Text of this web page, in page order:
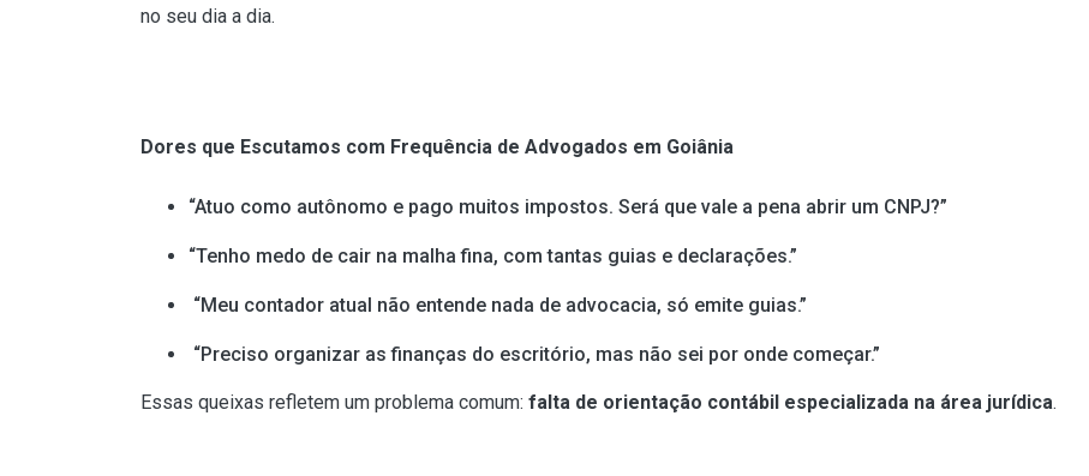
no seu dia a dia.
Dores que Escutamos com Frequência de Advogados em Goiânia
“Atuo como autônomo e pago muitos impostos. Será que vale a pena abrir um CNPJ?”
“Tenho medo de cair na malha fina, com tantas guias e declarações.”
“Meu contador atual não entende nada de advocacia, só emite guias.”
“Preciso organizar as finanças do escritório, mas não sei por onde começar.”
Essas queixas refletem um problema comum: falta de orientação contábil especializada na área jurídica.